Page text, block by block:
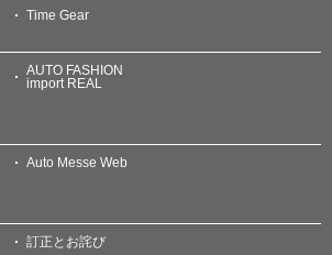
Time Gear
AUTO FASHION
import REAL
Auto Messe Web
訂正とお詫び